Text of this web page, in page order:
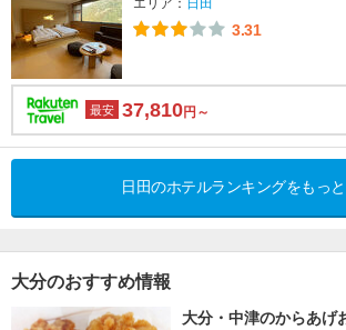
エリア： 日田
3.31
最安 37,810円～
日田のホテルランキングをもっ
大分のおすすめ情報
大分・中津のからあげ